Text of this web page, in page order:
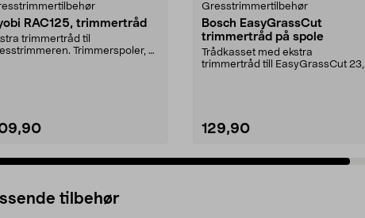
RAC125, trimmertråd
trimmertråd til
Trimmerspoler, 3
Gresstrimmertilbehør
Bosch EasyGrassCut
trimmertråd på spole
Trådkasset med ekstra
trimmertråd till EasyGrassCut 23,
129,90
tilbehør